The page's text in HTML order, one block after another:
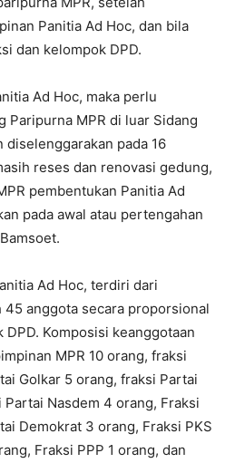
Panitia Ad Hoc, dan bila
dan kelompok DPD.
Ad Hoc, maka perlu
Paripurna MPR di luar Sidang
diselenggarakan pada 16
reses dan renovasi gedung,
pembentukan Panitia Ad
pada awal atau pertengahan
Ad Hoc, terdiri dari
45 anggota secara proporsional
Komposisi keanggotaan
MPR 10 orang, fraksi
Golkar 5 orang, fraksi Partai
Nasdem 4 orang, Fraksi
Demokrat 3 orang, Fraksi PKS
Fraksi PPP 1 orang, dan